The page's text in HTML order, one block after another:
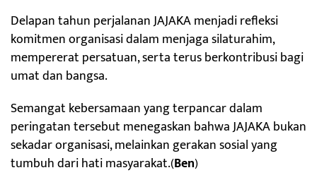
Delapan tahun perjalanan JAJAKA menjadi refleksi
komitmen organisasi dalam menjaga silaturahim,
mempererat persatuan, serta terus berkontribusi bagi
umat dan bangsa.
Semangat kebersamaan yang terpancar dalam
peringatan tersebut menegaskan bahwa JAJAKA bukan
sekadar organisasi, melainkan gerakan sosial yang
tumbuh dari hati masyarakat.(Ben)